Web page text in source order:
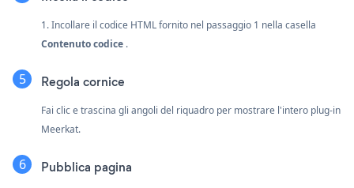
1. Incollare il codice HTML fornito nel passaggio 1 nella casella
Contenuto codice .
Regola cornice
Fai clic e trascina gli angoli del riquadro per mostrare l'intero plug-in
Meerkat.
Pubblica pagina